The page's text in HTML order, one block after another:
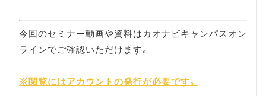
今回のセミナー動画や資料はカオナビキャンパスオン
ラインでご確認いただけます。
※閲覧にはアカウントの発行が必要です。